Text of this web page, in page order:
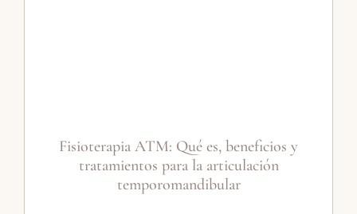
Fisioterapia ATM: Qué es, beneficios y
tratamientos para la articulación
temporomandibular